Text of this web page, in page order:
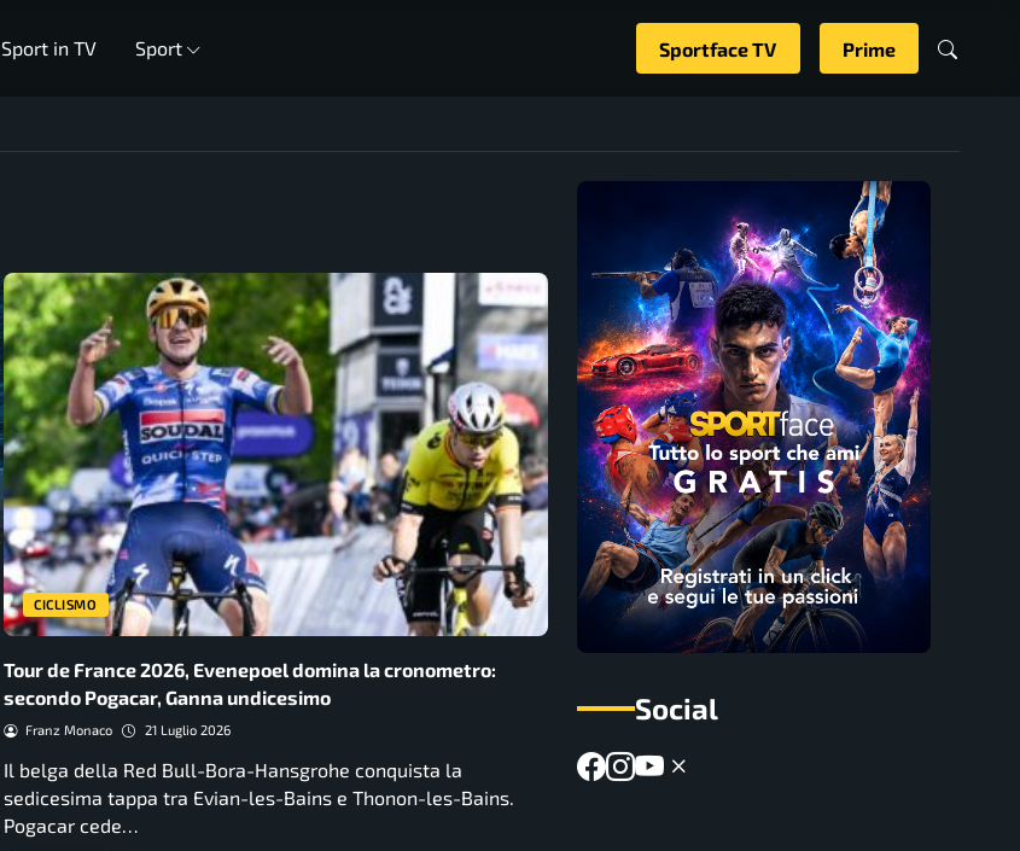
Sport in TV Sport Sportface TV Prime
CICLISMO
Tour de France 2026, Evenepoel domina la cronometro:
secondo Pogacar, Ganna undicesimo
Franz Monaco 21 Luglio 2026
Il belga della Red Bull-Bora-Hansgrohe conquista la
sedicesima tappa tra Evian-les-Bains e Thonon-les-Bains.
Pogacar cede…
Social